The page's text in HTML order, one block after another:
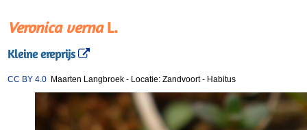
Veronica vernaL.
Kleine ereprijs
CC BY 4.0 Maarten Langbroek - Locatie: Zandvoort- Habitus